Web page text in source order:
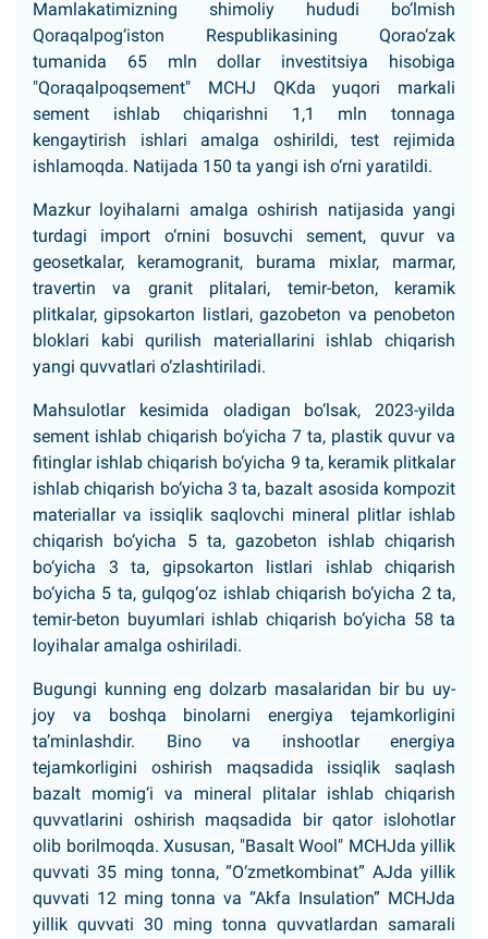
Mamlakatimizning shimoliy hududi bo‘lmish
Qoraqalpog‘iston Respublikasining Qorao‘zak
tumanida 65 mln dollar investitsiya hisobiga
"Qoraqalpoqsement" MCHJ QKda yuqori markali
sement ishlab chiqarishni 1,1 mln tonnaga
kengaytirish ishlari amalga oshirildi, test rejimida
ishlamoqda. Natijada 150 ta yangi ish o‘rni yaratildi.
Mazkur loyihalarni amalga oshirish natijasida yangi
turdagi import o‘rnini bosuvchi sement, quvur va
geosetkalar, keramogranit, burama mixlar, marmar,
travertin va granit plitalari, temir-beton, keramik
plitkalar, gipsokarton listlari, gazobeton va penobeton
bloklari kabi qurilish materiallarini ishlab chiqarish
yangi quvvatlari o‘zlashtiriladi.
Mahsulotlar kesimida oladigan bo‘lsak, 2023-yilda
sement ishlab chiqarish bo‘yicha 7 ta, plastik quvur va
fitinglar ishlab chiqarish bo‘yicha 9 ta, keramik plitkalar
ishlab chiqarish bo‘yicha 3 ta, bazalt asosida kompozit
materiallar va issiqlik saqlovchi mineral plitlar ishlab
chiqarish bo‘yicha 5 ta, gazobeton ishlab chiqarish
bo‘yicha 3 ta, gipsokarton listlari ishlab chiqarish
bo‘yicha 5 ta, gulqog‘oz ishlab chiqarish bo‘yicha 2 ta,
temir-beton buyumlari ishlab chiqarish bo‘yicha 58 ta
loyihalar amalga oshiriladi.
Bugungi kunning eng dolzarb masalaridan bir bu uy-
joy va boshqa binolarni energiya tejamkorligini
ta’minlashdir. Bino va inshootlar energiya
tejamkorligini oshirish maqsadida issiqlik saqlash
bazalt momig‘i va mineral plitalar ishlab chiqarish
quvvatlarini oshirish maqsadida bir qator islohotlar
olib borilmoqda. Xususan, "Basalt Wool" MCHJda yillik
quvvati 35 ming tonna, “O‘zmetkombinat” AJda yillik
quvvati 12 ming tonna va “Akfa Insulation” MCHJda
yillik quvvati 30 ming tonna quvvatlardan samarali